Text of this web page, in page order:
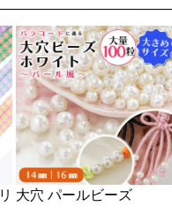
大穴 パールビーズ